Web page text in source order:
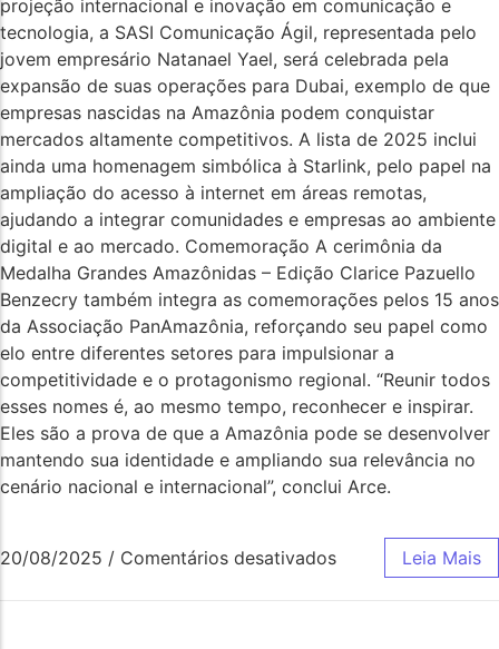
projeção internacional e inovação em comunicação e
tecnologia, a SASI Comunicação Ágil, representada pelo
jovem empresário Natanael Yael, será celebrada pela
expansão de suas operações para Dubai, exemplo de que
empresas nascidas na Amazônia podem conquistar
mercados altamente competitivos. A lista de 2025 inclui
ainda uma homenagem simbólica à Starlink, pelo papel na
ampliação do acesso à internet em áreas remotas,
ajudando a integrar comunidades e empresas ao ambiente
digital e ao mercado. Comemoração A cerimônia da
Medalha Grandes Amazônidas – Edição Clarice Pazuello
Benzecry também integra as comemorações pelos 15 anos
da Associação PanAmazônia, reforçando seu papel como
elo entre diferentes setores para impulsionar a
competitividade e o protagonismo regional. “Reunir todos
esses nomes é, ao mesmo tempo, reconhecer e inspirar.
Eles são a prova de que a Amazônia pode se desenvolver
mantendo sua identidade e ampliando sua relevância no
cenário nacional e internacional”, conclui Arce.
20/08/2025 / Comentários desativados Leia Mais